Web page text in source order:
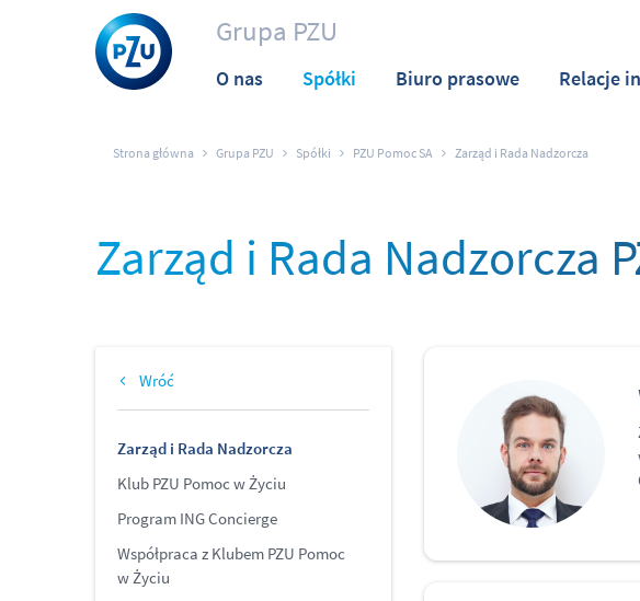
Grupa PZU
O nas Spółki Biuro prasowe Relacje
Strona główna Grupa PZU Spółki PZU Pomoc SA Zarząd i Rada Nadzorcza
Zarząd i Rada Nadzorcza
Wróć
Zarząd i Rada Nadzorcza
Klub PZU Pomoc w Życiu
Program ING Concierge
Współpraca z Klubem PZU Pomoc
w Życiu